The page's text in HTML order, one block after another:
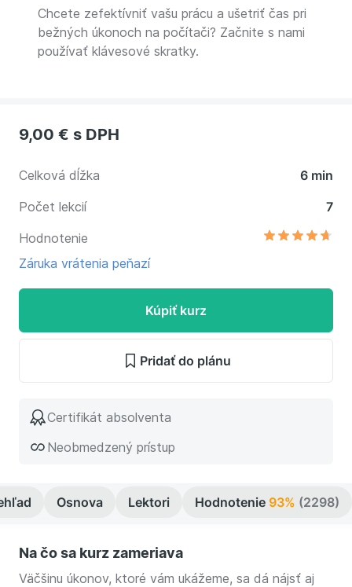
Chcete zefektívniť vašu prácu a ušetriť čas pri
bežných úkonoch na počítači? Začnite s nami
používať klávesové skratky.
9,00 € s DPH
Celková dĺžka
6 min
Počet lekcií
7
Hodnotenie
Záruka vrátenia peňazí
Kúpiť kurz
Pridať do plánu
Certifikát absolventa
Neobmedzený prístup
Osnova Lektori Hodnotenie 93% (2298)
Na čo sa kurz zameriava
Väčšinu úkonov, ktoré vám ukážeme, sa dá nájsť aj